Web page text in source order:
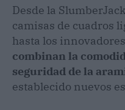
Desde la
camisas de cuadros
hasta los
combinan la
seguridad de la
establecido nuevos